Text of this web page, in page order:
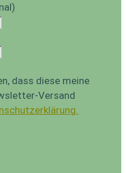
dass diese meine
Versand